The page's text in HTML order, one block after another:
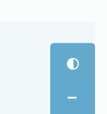
Ostéoporose :
-